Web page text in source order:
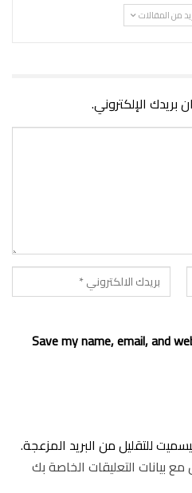
من المقالات
بريدك الإلكتروني.
Save my name, email, and
للتقليل من البريد المزعجة.
بيانات التعليقات الخاصة بك